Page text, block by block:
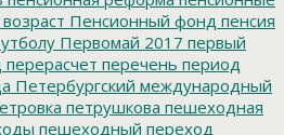
Пенсионный фонд пенсия
Первомай 2017 первый
перерасчет перечень период
Петербургский международный
петрушкова пешеходная
пешеходный переход